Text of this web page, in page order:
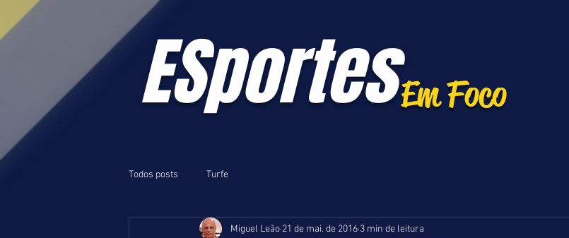
ESportesEm Foco
Todos posts Turfe
Miguel Leão 21 de mai. de 2016 3 min de leitura